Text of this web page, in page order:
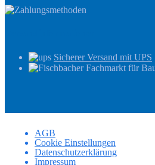
Sicherer Versand mit UPS
AGB
Cookie Einstellungen
Datenschutzerklärung
Impressum